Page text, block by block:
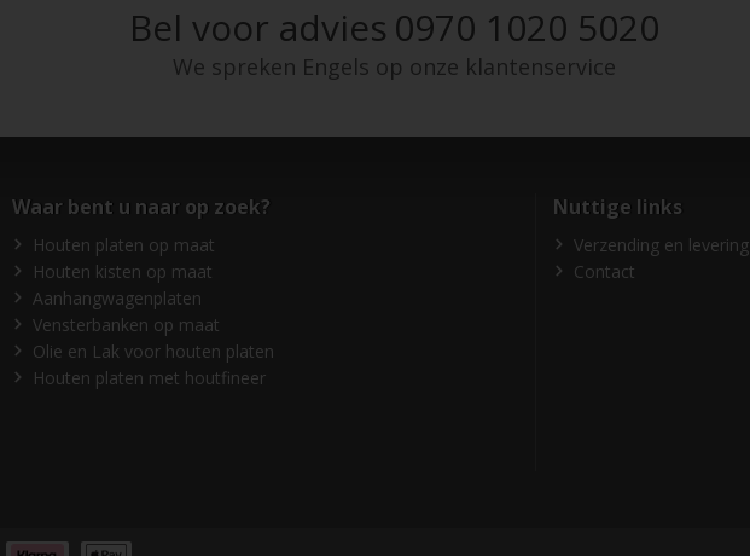
Bel voor advies 0970 1020 5020
We spreken Engels op onze klantenservice
Waar bent u naar op zoek?
Houten platen op maat
Houten kisten op maat
Aanhangwagenplaten
Vensterbanken op maat
Olie en Lak voor houten platen
Houten platen met houtfineer
Nuttige links
Verzending en levering
Contact